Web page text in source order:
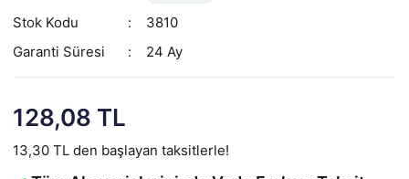
Stok Kodu
3810
Garanti Süresi
24 Ay
128,08 TL
13,30 TL den başlayan taksitlerle!